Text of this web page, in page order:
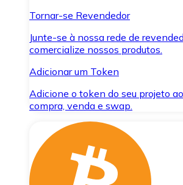
Tornar-se Revendedor
Junte-se à nossa rede de
comercialize nossos produtos.
Adicionar um Token
Adicione o token do seu projeto
compra, venda e swap.